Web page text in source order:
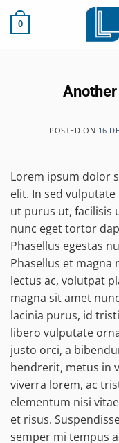
Skip
0
POSTED ON 16
Lorem ipsum dolor
elit. In sed vulputate
ut purus ut, facilisis
nunc eget tortor
Phasellus egestas
Phasellus et magna
lectus ac, volutpat
magna sit amet
lacinia purus, id
libero vulputate
justo orci, a
hendrerit, metus in
viverra lorem, ac
elementum nisi
et risus.
semper mi tempus